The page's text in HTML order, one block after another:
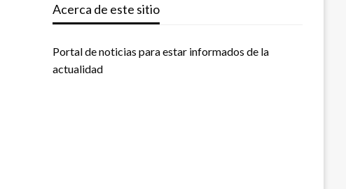
Acerca de este sitio
Portal de noticias para estar informados de la
actualidad